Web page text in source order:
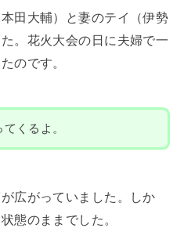
田大輔）と妻のテイ（伊勢
。花火大会の日に夫婦で一
のです。
くるよ。
広がっていました。しか
態のままでした。